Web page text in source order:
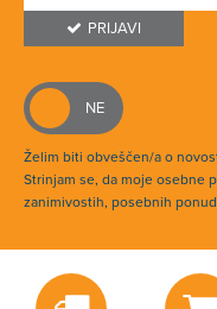
PRIJAVI
Želim biti obveščen/a o
Strinjam se, da moje osebne
zanimivostih, posebnih